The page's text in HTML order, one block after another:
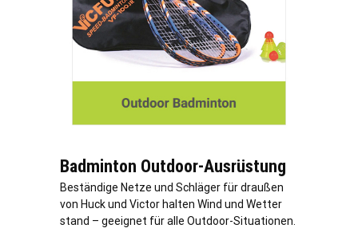
Badminton Outdoor-Ausrüstung
Beständige Netze und Schläger für draußen
von Huck und Victor halten Wind und Wetter
stand – geeignet für alle Outdoor-Situationen.